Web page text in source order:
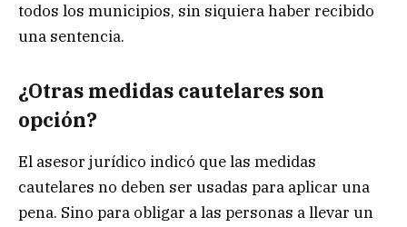
todos los municipios, sin siquiera haber recibido
una sentencia.
¿Otras medidas cautelares son
opción?
El asesor jurídico indicó que las medidas
cautelares no deben ser usadas para aplicar una
pena. Sino para obligar a las personas a llevar un